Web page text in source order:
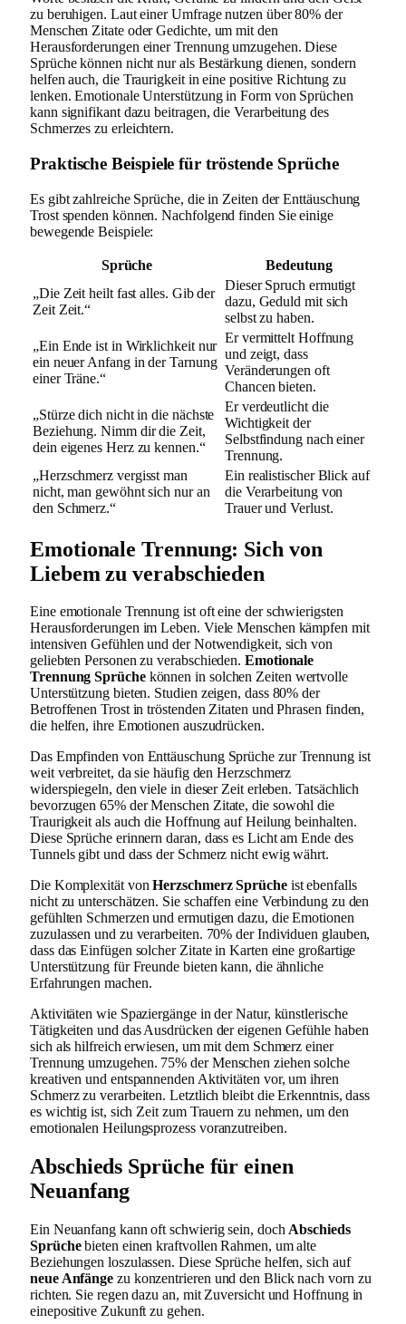
zu beruhigen. Laut einer Umfrage nutzen über 80% der
Menschen Zitate oder Gedichte, um mit den
Herausforderungen einer Trennung umzugehen. Diese
Sprüche können nicht nur als Bestärkung dienen, sondern
helfen auch, die Traurigkeit in eine positive Richtung zu
lenken. Emotionale Unterstützung in Form von Sprüchen
kann signifikant dazu beitragen, die Verarbeitung des
Schmerzes zu erleichtern.
Praktische Beispiele für tröstende Sprüche
Es gibt zahlreiche Sprüche, die in Zeiten der Enttäuschung
Trost spenden können. Nachfolgend finden Sie einige
bewegende Beispiele:
Sprüche
Bedeutung
„Die Zeit heilt fast alles. Gib der
Zeit Zeit.“
Dieser Spruch ermutigt
dazu, Geduld mit sich
selbst zu haben.
„Ein Ende ist in Wirklichkeit nur
ein neuer Anfang in der Tarnung
einer Träne.“
Er vermittelt Hoffnung
und zeigt, dass
Veränderungen oft
Chancen bieten.
„Stürze dich nicht in die nächste
Beziehung. Nimm dir die Zeit,
dein eigenes Herz zu kennen.“
Er verdeutlicht die
Wichtigkeit der
Selbstfindung nach einer
Trennung.
„Herzschmerz vergisst man
nicht, man gewöhnt sich nur an
den Schmerz.“
Ein realistischer Blick auf
die Verarbeitung von
Trauer und Verlust.
Emotionale Trennung: Sich von
Liebem zu verabschieden
Eine emotionale Trennung ist oft eine der schwierigsten
Herausforderungen im Leben. Viele Menschen kämpfen mit
intensiven Gefühlen und der Notwendigkeit, sich von
geliebten Personen zu verabschieden.Emotionale
Trennung Sprüchekönnen in solchen Zeiten wertvolle
Unterstützung bieten. Studien zeigen, dass 80% der
Betroffenen Trost in tröstenden Zitaten und Phrasen finden,
die helfen, ihre Emotionen auszudrücken.
Das Empfinden von Enttäuschung Sprüche zur Trennung ist
weit verbreitet, da sie häufig den Herzschmerz
widerspiegeln, den viele in dieser Zeit erleben. Tatsächlich
bevorzugen 65% der Menschen Zitate, die sowohl die
Traurigkeit als auch die Hoffnung auf Heilung beinhalten.
Diese Sprüche erinnern daran, dass es Licht am Ende des
Tunnels gibt und dass der Schmerz nicht ewig währt.
Die Komplexität vonHerzschmerz Sprücheist ebenfalls
nicht zu unterschätzen. Sie schaffen eine Verbindung zu den
gefühlten Schmerzen und ermutigen dazu, die Emotionen
zuzulassen und zu verarbeiten. 70% der Individuen glauben,
dass das Einfügen solcher Zitate in Karten eine großartige
Unterstützung für Freunde bieten kann, die ähnliche
Erfahrungen machen.
Aktivitäten wie Spaziergänge in der Natur, künstlerische
Tätigkeiten und das Ausdrücken der eigenen Gefühle haben
sich als hilfreich erwiesen, um mit dem Schmerz einer
Trennung umzugehen. 75% der Menschen ziehen solche
kreativen und entspannenden Aktivitäten vor, um ihren
Schmerz zu verarbeiten. Letztlich bleibt die Erkenntnis, dass
es wichtig ist, sich Zeit zum Trauern zu nehmen, um den
emotionalen Heilungsprozess voranzutreiben.
Abschieds Sprüche für einen
Neuanfang
Ein Neuanfang kann oft schwierig sein, doch Abschieds
Sprüchebieten einen kraftvollen Rahmen, um alte
Beziehungen loszulassen. Diese Sprüche helfen, sich auf
neue Anfänge zu konzentrieren und den Blick nach vorn zu
richten. Sie regen dazu an, mit Zuversicht und Hoffnung in
einepositive Zukunft zu gehen.